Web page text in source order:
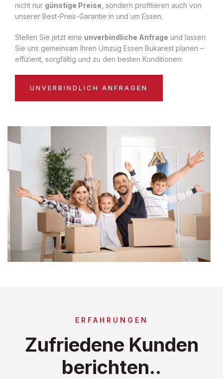
nicht nur günstige Preise , sondern profitieren auch von
unserer Best-Preis-Garantie in und um Essen.
Stellen Sie jetzt eine unverbindliche Anfrage und lassen
Sie uns gemeinsam Ihren Umzug Essen Bukarest planen –
effizient, sorgfältig und zu den besten Konditionen:
UNVERBINDLICH ANFRAGEN
ERFAHRUNGEN
Zufriedene Kunden
berichten..